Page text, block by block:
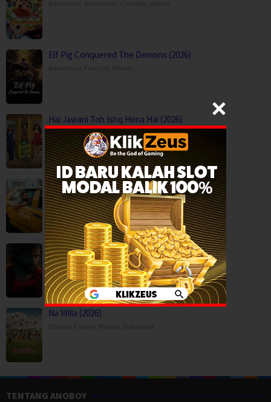
Elf Pig Conquered The Demons (2026)
Hai Jawani Toh Ishq Hona Hai (2026)
Comedy ,Movies,Romance India,United Kingdom
Idhayam Murali (2026)
Comedy,Drama,Movies,Romance,India
Lenin (2026)
Action,Drama,Movies,Romance,India
Na Willa (2026)
TENTANG ANOBOY